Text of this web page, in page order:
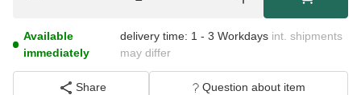
Available
immediately
delivery time: 1 - 3 Workdays int. shipments
may differ
Share Question about item